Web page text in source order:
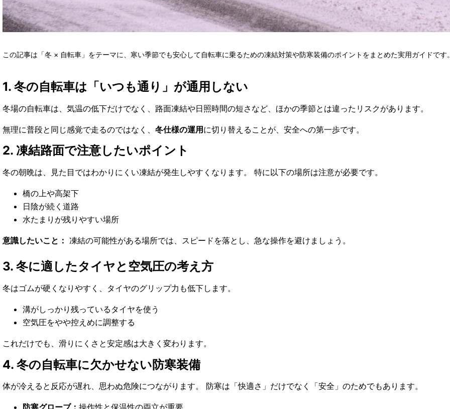
この記事は「冬 × 自転車」をテーマに、寒い季節でも安心して自転車に乗るための凍結対策や防寒装備のポイントをまとめた実用ガイドです
1. 冬の自転車は「いつも通り」が通用しない
冬場の自転車は、気温の低下だけでなく、路面凍結や日照時間の短さなど、ほかの季節とは違ったリスクがあります。
無理に普段と同じ感覚で走るのではなく、 冬仕様の運用 に切り替えることが、安全への第一歩です。
2. 凍結路面で注意したいポイント
冬の朝晩は、見た目ではわかりにくい凍結が発生しやすくなります。 特に以下の場所は注意が必要です。
橋の上や高架下
日陰が続く道路
水たまりが残りやすい場所
意識したいこと： 凍結の可能性がある場所では、スピードを落とし、急な操作を避けましょう。
3. 冬に適したタイヤと空気圧の考え方
冬はゴムが硬くなりやすく、タイヤのグリップ力も低下します。
溝がしっかり残っているタイヤを使う
空気圧をやや控えめに調整する
これだけでも、滑りにくさと安定感は大きく変わります。
4. 冬の自転車に欠かせない防寒装備
体が冷えると反応が遅れ、思わぬ危険につながります。 防寒は「快適さ」だけでなく「安全」のためでもあります。